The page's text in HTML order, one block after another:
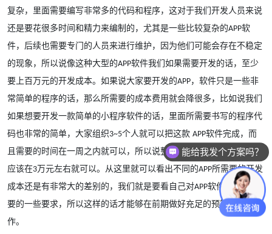
复杂，里面需要编写非常多的代码和程序，这对于我们开发人员来说
还是要花很多时间和精力来编制的，尤其是一些比较复杂的APP软
件，后续也需要专门的人员来进行维护，因为他们可能会存在不稳定
的现象，所以说像这种大型的APP软件我们如果需要开发的话，至少
要上百万元的开发成本。如果说大家要开发的APP，软件只是一些非
常简单的程序的话，那么所需要的成本费用就会降很多，比如说我们
如果想要开发一款简单的小程序软件的话，里面所需要书写的程序代
码也非常的简单，大家组织3~5个人就可以把这款 APP软件完成，而
且需要的时间在一周之内就可以，所以说整个 APP软件所需要的费用
应该在3万元左右就可以。从这里就可以看出不同的APP所需要的开发
成本还是有非常大的差别的，我们就是要看自己对APP软件开发所需
要的一些要求，所以这样的话才能够在前期做好充足的预算准备工
作。
能给我发个方案吗？